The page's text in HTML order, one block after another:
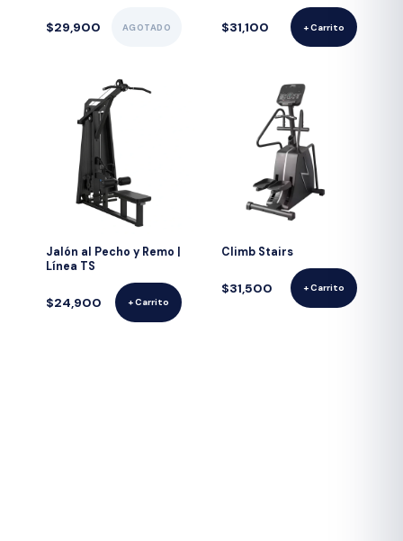
$29,900 AGOTADO $31,100 + Carrito
Jalón al Pecho y Remo |
Línea TS
$24,900 + Carrito
Climb Stairs
$31,500 + Carrito